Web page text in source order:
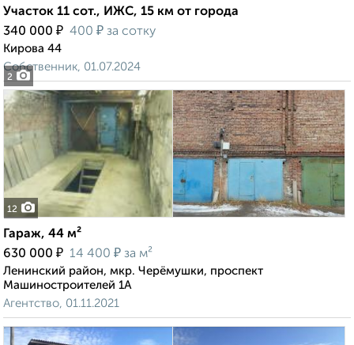
2
Участок 11 сот., ИЖС, 15 км от города
340 000 ₽ 400 ₽ за сотку
Кирова 44
Собственник, 01.07.2024
12
Гараж, 44 м²
630 000 ₽ 14 400 ₽ за м²
Ленинский район, мкр. Черёмушки, проспект
Машиностроителей 1А
Агентство, 01.11.2021